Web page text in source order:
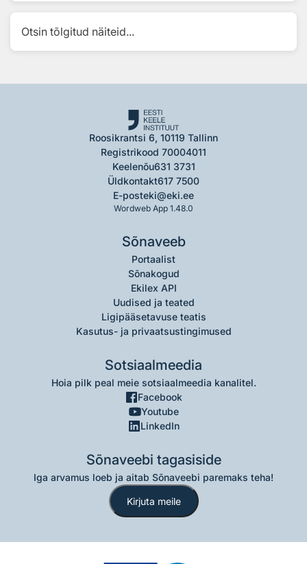
Otsin tõlgitud näiteid...
Roosikrantsi 6, 10119 Tallinn
Registrikood 70004011
Keelenõu631 3731
Üldkontakt617 7500
E-posteki@eki.ee
Wordweb App 1.48.0
Sõnaveeb
Portaalist
Sõnakogud
Ekilex API
Uudised ja teated
Ligipääsetavuse teatis
Kasutus- ja privaatsustingimused
Sotsiaalmeedia
Hoia pilk peal meie sotsiaalmeedia kanalitel.
Facebook
Youtube
LinkedIn
Sõnaveebi tagasiside
Iga arvamus loeb ja aitab Sõnaveebi paremaks teha!
Kirjuta meile